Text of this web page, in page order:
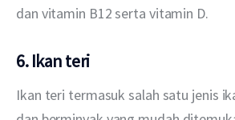
dan vitamin B12 serta vitamin D.
6. Ikan teri
Ikan teri termasuk salah satu jenis